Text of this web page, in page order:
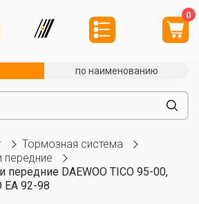
0
по наименованию
Тормозная система
передние
DAEWOO TICO 95-00,
EA 92-98